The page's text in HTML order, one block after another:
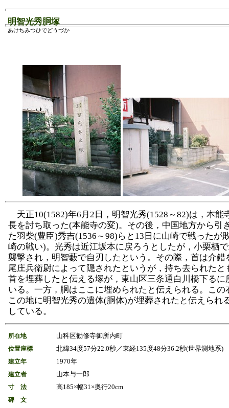
明智光秀胴塚
あけちみつひでどうづか
天正10(1582)年6月2日，明智光秀(1528～82)は，本能
長を討ち取った(本能寺の変)。その後，中国地方から引
た羽柴(豊臣)秀吉(1536～98)らと13日に山崎で戦ったが
崎の戦い)。光秀は近江坂本に戻ろうとしたが，小栗栖
襲撃され，明智藪で自刃したという。その際，首は介錯
尾庄兵衛尉によって隠されたというが，持ち去られたと
首を埋葬したと伝える塚が，東山区三条通白川橋下るに
いる。一方，胴はここに埋められたと伝えられる。この
この地に明智光秀の遺体(胴体)が埋葬されたと伝えられ
している。
所在地 山科区勧修寺御所内町
位置座標 北緯34度57分22.0秒／東経135度48分36.2秒(世界測地系)
建立年 1970年
建立者 山本与一郎
寸 法 高185×幅31×奥行20cm
碑 文